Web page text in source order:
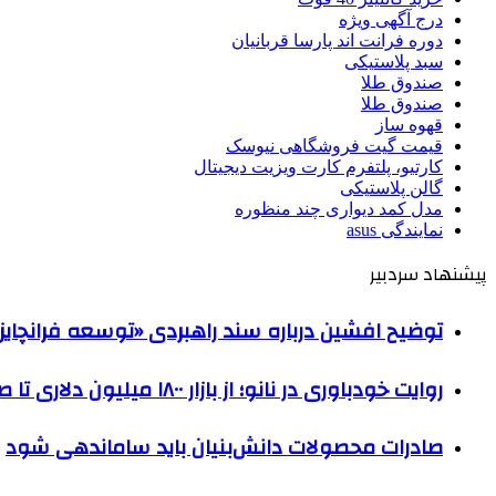
درج آگهی ویژه
دوره فرانت اند پارسا قربانیان
سبد پلاستیکی
صندوق طلا
صندوق طلا
قهوه ساز
قیمت گیت فروشگاهی نیوسک
کارتیو، پلتفرم کارت ویزیت دیجیتال
گالن پلاستیکی
مدل کمد دیواری چند منظوره
نمایندگی asus
پیشنهاد سردبیر
توضیح افشین درباره سند راهبردی «توسعه
روایت خودباوری در نانو؛ از بازار ۱۸۰۰ میلیون دلاری تا صادرات به ۶۳کشور
صادرات محصولات دانش‌بنیان باید ساماندهی شود